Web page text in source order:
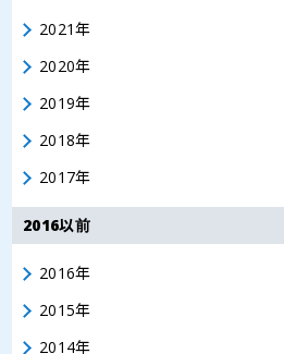
2021年
2020年
2019年
2018年
2017年
2016以前
2016年
2015年
2014年